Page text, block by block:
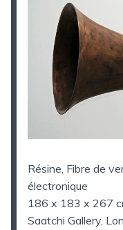
Résine, Fibre de
électronique
186 x 183 x 267
Saatchi Gallery,